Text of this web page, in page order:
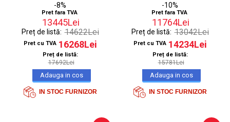
-8%
Pret fara TVA
13445Lei
Preț de listă: 14622Lei
Pret cu TVA 16268Lei
Preț de listă:
17692Lei
IN STOC FURNIZOR
-10%
Pret fara TVA
11764Lei
Preț de listă: 13042Lei
Pret cu TVA 14234Lei
Preț de listă:
15781Lei
IN STOC FURNIZOR